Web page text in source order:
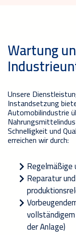
Wartung
Unsere
Instandsetzung
Automobilindustrie
Schnelligkeit und
erreichen wir durch:
Regelmäßige
Reparatur
Vorbeugende
der Anlage)